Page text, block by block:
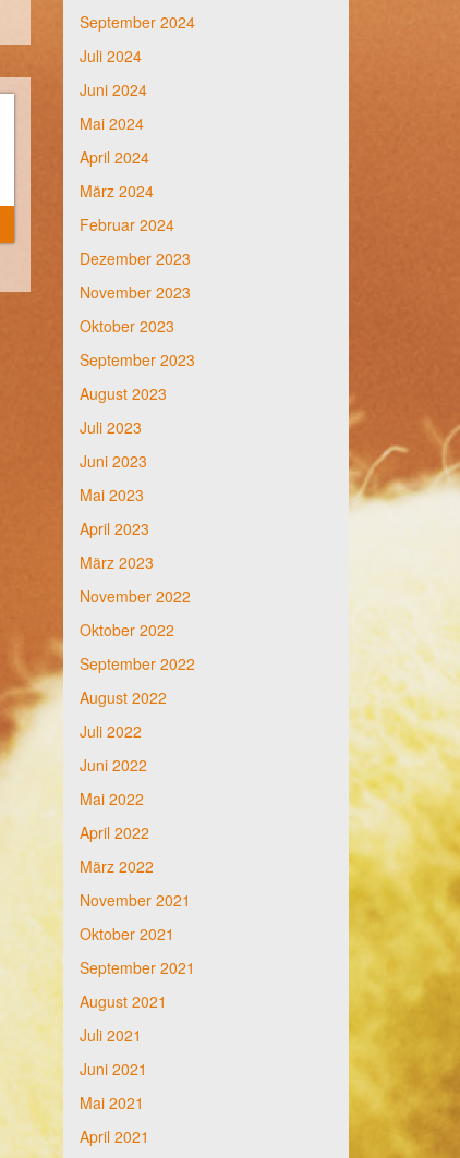
September 2024
Juli 2024
Juni 2024
Mai 2024
April 2024
März 2024
Februar 2024
Dezember 2023
November 2023
Oktober 2023
September 2023
August 2023
Juli 2023
Juni 2023
Mai 2023
April 2023
März 2023
November 2022
Oktober 2022
September 2022
August 2022
Juli 2022
Juni 2022
Mai 2022
April 2022
März 2022
November 2021
Oktober 2021
September 2021
August 2021
Juli 2021
Juni 2021
Mai 2021
April 2021